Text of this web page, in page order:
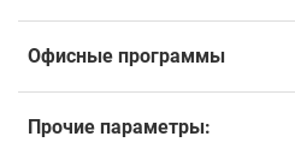
Офисные программы
Прочие параметры: